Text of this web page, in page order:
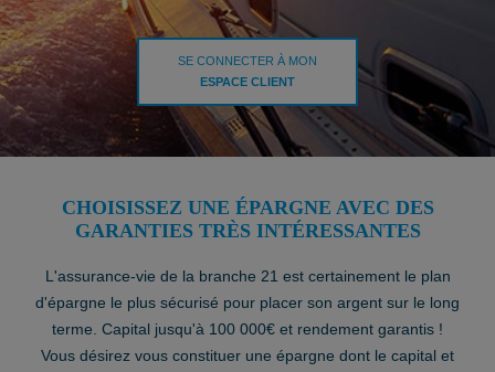
ESPACE CLIENT
SE CONNECTER À MON
ESPACE CLIENT
CHOISISSEZ UNE ÉPARGNE AVEC DES
GARANTIES TRÈS INTÉRESSANTES
L'assurance-vie de la branche 21 est certainement le plan
d'épargne le plus sécurisé pour placer son argent sur le long
terme. Capital jusqu'à 100 000€ et rendement garantis !
Vous désirez vous constituer une épargne dont le capital et